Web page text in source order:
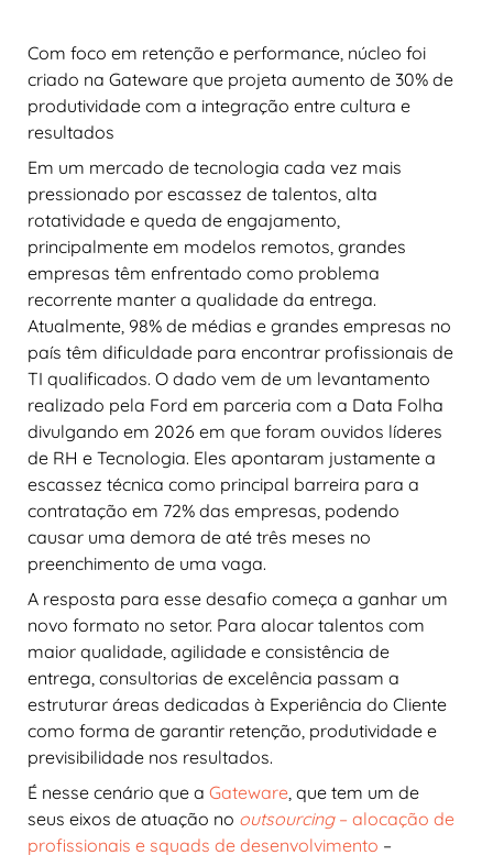
Com foco em retenção e performance, núcleo foi
criado na Gateware que projeta aumento de 30% de
produtividade com a integração entre cultura e
resultados
Em um mercado de tecnologia cada vez mais
pressionado por escassez de talentos, alta
rotatividade e queda de engajamento,
principalmente em modelos remotos, grandes
empresas têm enfrentado como problema
recorrente manter a qualidade da entrega.
Atualmente, 98% de médias e grandes empresas no
país têm dificuldade para encontrar profissionais de
TI qualificados. O dado vem de um levantamento
realizado pela Ford em parceria com a Data Folha
divulgando em 2026 em que foram ouvidos líderes
de RH e Tecnologia. Eles apontaram justamente a
escassez técnica como principal barreira para a
contratação em 72% das empresas, podendo
causar uma demora de até três meses no
preenchimento de uma vaga.
A resposta para esse desafio começa a ganhar um
novo formato no setor. Para alocar talentos com
maior qualidade, agilidade e consistência de
entrega, consultorias de excelência passam a
estruturar áreas dedicadas à Experiência do Cliente
como forma de garantir retenção, produtividade e
previsibilidade nos resultados.
É nesse cenário que a Gateware , que tem um de
seus eixos de atuação no outsourcing – alocação de
profissionais e squads de desenvolvimento –